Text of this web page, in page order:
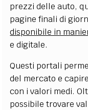
prezzi delle auto,
pagine finali di
disponibile in
e digitale.
Questi portali
del mercato e
con i valori medi.
possibile trovare